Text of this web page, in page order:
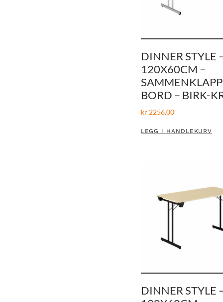
DINNER STYLE
120X60CM –
BORD – BIRK-
kr2256,00
LEGG I HANDLEKURV
DINNER STYLE